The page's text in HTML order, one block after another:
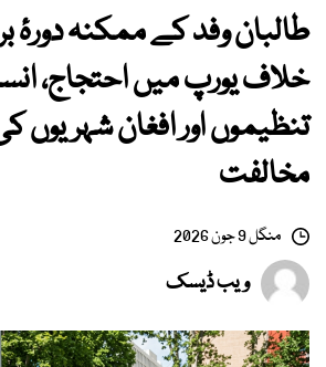
طالبان وفد کے ممکنہ دورۂ
خلاف یورپ میں احتجاج،
تنظیموں اور افغان شہریوں
مخالفت
منگل 9 جون 2026
ویب ڈیسک